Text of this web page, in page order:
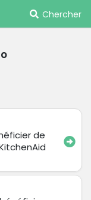
Chercher
de